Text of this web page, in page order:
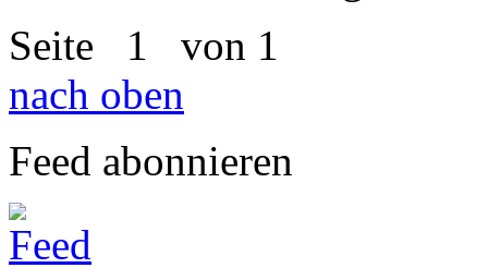
Seite 1 von 1
nach oben
Feed abonnieren